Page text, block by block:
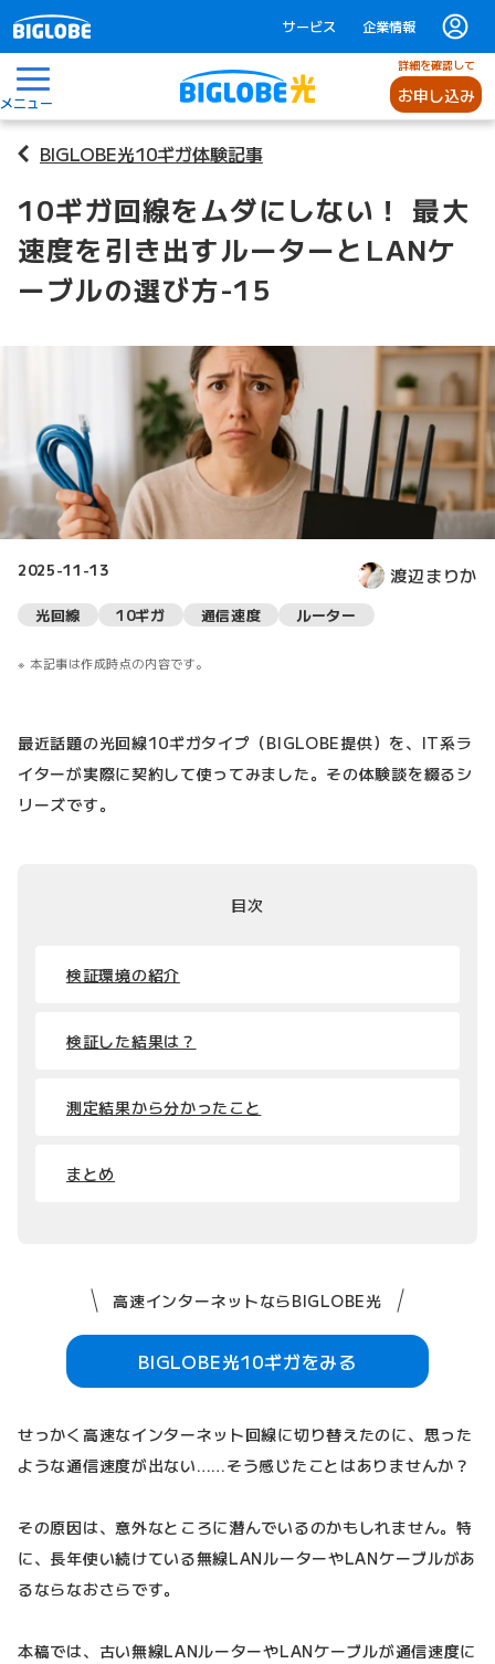
サービス 企業情報
メニュー
詳細を確認して
お申し込み
BIGLOBE光10ギガ体験記事
10ギガ回線をムダにしない！ 最大
速度を引き出すルーターとLANケ
ーブルの選び方-15
2025-11-13 渡辺まりか
光回線 10ギガ 通信速度 ルーター
本記事は作成時点の内容です。
最近話題の光回線10ギガタイプ（BIGLOBE提供）を、IT系ラ
イターが実際に契約して使ってみました。その体験談を綴るシ
リーズです。
目次
検証環境の紹介
検証した結果は？
測定結果から分かったこと
まとめ
高速インターネットならBIGLOBE光
BIGLOBE光10ギガをみる
せっかく高速なインターネット回線に切り替えたのに、思った
ような通信速度が出ない……そう感じたことはありませんか？
その原因は、意外なところに潜んでいるのかもしれません。特
に、長年使い続けている無線LANルーターやLANケーブルがあ
るならなおさらです。
本稿では、古い無線LANルーターやLANケーブルが通信速度に